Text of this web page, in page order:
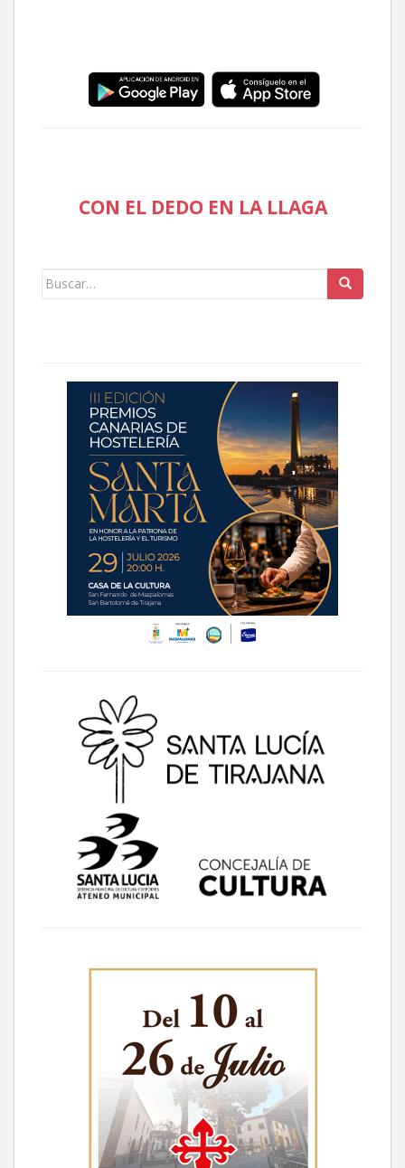
CON EL DEDO EN LA LLAGA
Buscar: